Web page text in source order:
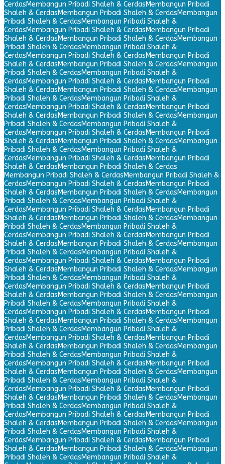
CerdasMembangun Pribadi Shaleh & CerdasMembangun Pribadi
Shaleh & CerdasMembangun Pribadi Shaleh & CerdasMembangun
Pribadi Shaleh & CerdasMembangun Pribadi Shaleh &
CerdasMembangun Pribadi Shaleh & CerdasMembangun Pribadi
Shaleh & CerdasMembangun Pribadi Shaleh & CerdasMembangun
Pribadi Shaleh & CerdasMembangun Pribadi Shaleh &
CerdasMembangun Pribadi Shaleh & CerdasMembangun Pribadi
Shaleh & CerdasMembangun Pribadi Shaleh & CerdasMembangun
Pribadi Shaleh & CerdasMembangun Pribadi Shaleh &
CerdasMembangun Pribadi Shaleh & CerdasMembangun Pribadi
Shaleh & CerdasMembangun Pribadi Shaleh & CerdasMembangun
Pribadi Shaleh & CerdasMembangun Pribadi Shaleh &
CerdasMembangun Pribadi Shaleh & CerdasMembangun Pribadi
Shaleh & CerdasMembangun Pribadi Shaleh & CerdasMembangun
Pribadi Shaleh & CerdasMembangun Pribadi Shaleh &
CerdasMembangun Pribadi Shaleh & CerdasMembangun Pribadi
Shaleh & CerdasMembangun Pribadi Shaleh & CerdasMembangun
Pribadi Shaleh & CerdasMembangun Pribadi Shaleh &
CerdasMembangun Pribadi Shaleh & CerdasMembangun Pribadi
Shaleh & CerdasMembangun Pribadi Shaleh & Cerdas
Membangun Pribadi Shaleh & CerdasMembangun Pribadi Shaleh &
CerdasMembangun Pribadi Shaleh & CerdasMembangun Pribadi
Shaleh & CerdasMembangun Pribadi Shaleh & CerdasMembangun
Pribadi Shaleh & CerdasMembangun Pribadi Shaleh &
CerdasMembangun Pribadi Shaleh & CerdasMembangun Pribadi
Shaleh & CerdasMembangun Pribadi Shaleh & CerdasMembangun
Pribadi Shaleh & CerdasMembangun Pribadi Shaleh &
CerdasMembangun Pribadi Shaleh & CerdasMembangun Pribadi
Shaleh & CerdasMembangun Pribadi Shaleh & CerdasMembangun
Pribadi Shaleh & CerdasMembangun Pribadi Shaleh &
CerdasMembangun Pribadi Shaleh & CerdasMembangun Pribadi
Shaleh & CerdasMembangun Pribadi Shaleh & CerdasMembangun
Pribadi Shaleh & CerdasMembangun Pribadi Shaleh &
CerdasMembangun Pribadi Shaleh & CerdasMembangun Pribadi
Shaleh & CerdasMembangun Pribadi Shaleh & CerdasMembangun
Pribadi Shaleh & CerdasMembangun Pribadi Shaleh &
CerdasMembangun Pribadi Shaleh & CerdasMembangun Pribadi
Shaleh & CerdasMembangun Pribadi Shaleh & CerdasMembangun
Pribadi Shaleh & CerdasMembangun Pribadi Shaleh &
CerdasMembangun Pribadi Shaleh & CerdasMembangun Pribadi
Shaleh & CerdasMembangun Pribadi Shaleh & CerdasMembangun
Pribadi Shaleh & CerdasMembangun Pribadi Shaleh &
CerdasMembangun Pribadi Shaleh & CerdasMembangun Pribadi
Shaleh & CerdasMembangun Pribadi Shaleh & CerdasMembangun
Pribadi Shaleh & CerdasMembangun Pribadi Shaleh &
CerdasMembangun Pribadi Shaleh & CerdasMembangun Pribadi
Shaleh & CerdasMembangun Pribadi Shaleh & CerdasMembangun
Pribadi Shaleh & CerdasMembangun Pribadi Shaleh &
CerdasMembangun Pribadi Shaleh & CerdasMembangun Pribadi
Shaleh & CerdasMembangun Pribadi Shaleh & CerdasMembangun
Pribadi Shaleh & CerdasMembangun Pribadi Shaleh &
CerdasMembangun Pribadi Shaleh & CerdasMembangun Pribadi
Shaleh & CerdasMembangun Pribadi Shaleh & CerdasMembangun
Pribadi Shaleh & CerdasMembangun Pribadi Shaleh &